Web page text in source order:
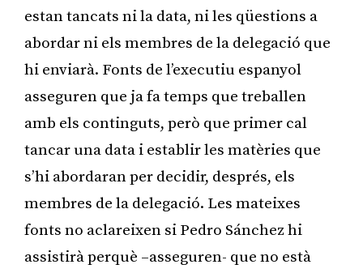
estan tancats ni la data, ni les qüestions a
abordar ni els membres de la delegació que
hi enviarà. Fonts de l’executiu espanyol
asseguren que ja fa temps que treballen
amb els continguts, però que primer cal
tancar una data i establir les matèries que
s’hi abordaran per decidir, després, els
membres de la delegació. Les mateixes
fonts no aclareixen si Pedro Sánchez hi
assistirà perquè –asseguren- que no està